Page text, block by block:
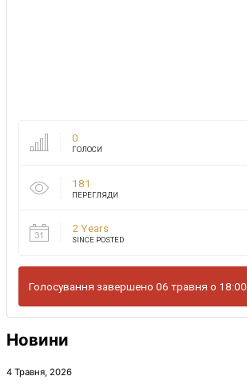
0
ГОЛОСИ
181
ПЕРЕГЛЯДИ
2 Years
SINCE POSTED
Голосування завершено 06 травня о 18:00
Новини
4 Травня, 2026